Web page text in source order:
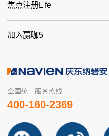
焦点注册Life
加入赢咖5
全国统一服务热线
400-160-2369